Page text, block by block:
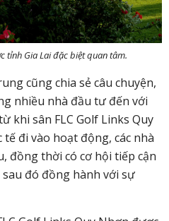
tỉnh Gia Lai đặc biệt quan tâm.
cũng chia sẻ câu chuyện,
nhiều nhà đầu tư đến với
khi sân FLC Golf Links Quy
đi vào hoạt động, các nhà
đồng thời có cơ hội tiếp cận
đó đồng hành với sự